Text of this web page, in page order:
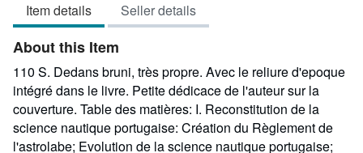
of
5
stars
Item details Seller details
About this Item
110 S. Dedans bruni, très propre. Avec le reliure d'epoque
intégré dans le livre. Petite dédicace de l'auteur sur la
couverture. Table des matières: I. Reconstitution de la
science nautique portugaise: Création du Règlement de
l'astrolabe; Evolution de la science nautique portugaise;